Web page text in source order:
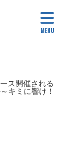
MENU
ス開催される
キミに響け！